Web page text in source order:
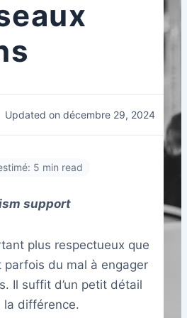
Updated on décembre 29, 2024
5 min read
support
plus respectueux que
parfois du mal à engager
Il suffit d’un petit détail
la différence.